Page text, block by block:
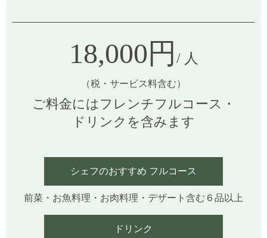
18,000円 / 人
（税・サービス料含む）
ご料金にはフレンチフルコース・
ドリンクを含みます
シェフのおすすめ フルコース
前菜・お魚料理・お肉料理・デザート含む６品以上
ドリンク